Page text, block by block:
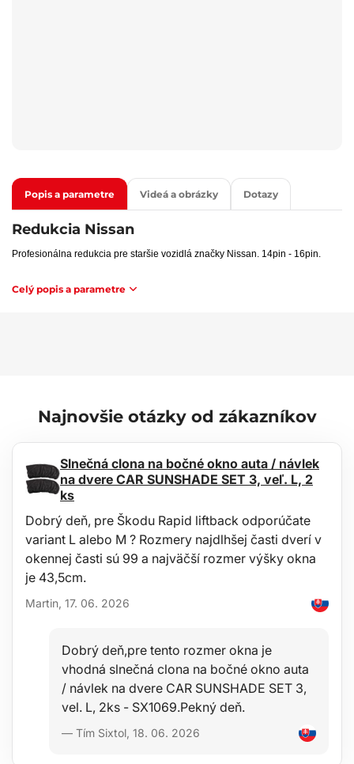
Popis a parametre Videá a obrázky Dotazy
Redukcia Nissan
Profesionálna redukcia pre staršie vozidlá značky Nissan. 14pin - 16pin.
Celý popis a parametre
Najnovšie otázky od zákazníkov
Slnečná clona na bočné okno auta / návlek
na dvere CAR SUNSHADE SET 3, veľ. L, 2
ks
Dobrý deň, pre Škodu Rapid liftback odporúčate
variant L alebo M ? Rozmery najdlhšej časti dverí v
okennej časti sú 99 a najväčší rozmer výšky okna
je 43,5cm.
Martin, 17. 06. 2026
Dobrý deň,pre tento rozmer okna je
vhodná slnečná clona na bočné okno auta
/ návlek na dvere CAR SUNSHADE SET 3,
vel. L, 2ks - SX1069.Pekný deň.
— Tím Sixtol, 18. 06. 2026